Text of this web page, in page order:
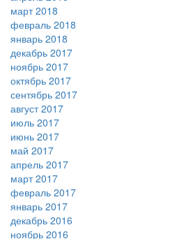
март 2018
февраль 2018
январь 2018
декабрь 2017
ноябрь 2017
октябрь 2017
сентябрь 2017
август 2017
июль 2017
июнь 2017
май 2017
апрель 2017
март 2017
февраль 2017
январь 2017
декабрь 2016
ноябрь 2016